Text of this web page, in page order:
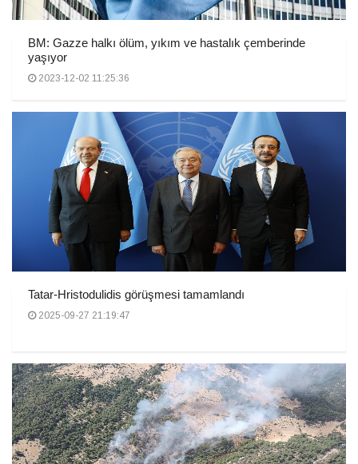
BM: Gazze halkı ölüm, yıkım ve hastalık çemberinde
yaşıyor
2023-12-02 11:25:36
Tatar-Hristodulidis görüşmesi tamamlandı
2025-09-27 21:19:47